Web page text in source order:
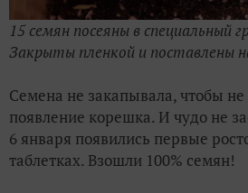
15 семян посеяны в специальный
Закрыты пленкой и поставлены
Семена не закапывала, чтобы не
появление корешка. И чудо не
6 января появились первые
таблетках. Взошли 100% семян!